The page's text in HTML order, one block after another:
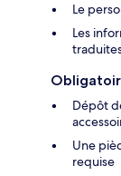
Le
Les
Dépôt
Une
requise